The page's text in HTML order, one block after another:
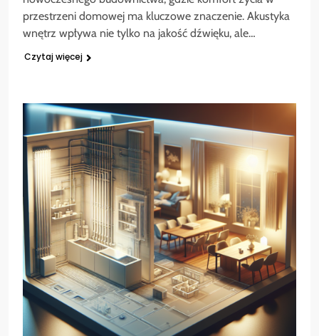
przestrzeni domowej ma kluczowe znaczenie. Akustyka
wnętrz wpływa nie tylko na jakość dźwięku, ale…
Czytaj więcej